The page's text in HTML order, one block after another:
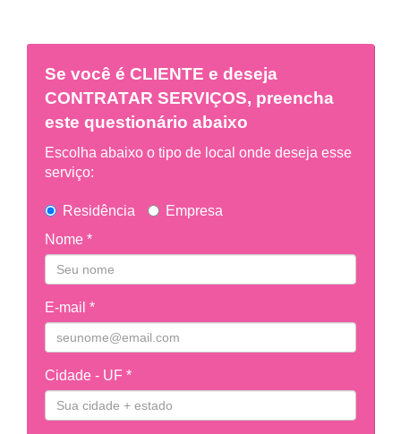
Se você é CLIENTE e deseja
CONTRATAR SERVIÇOS, preencha
este questionário abaixo
Escolha abaixo o tipo de local onde deseja esse
serviço:
Residência
Empresa
Nome *
E-mail *
Cidade - UF *